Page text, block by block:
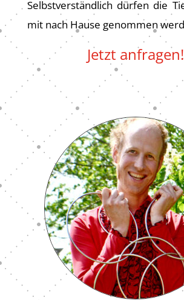
Selbstverständlich dürfen die
mit nach Hause genommen
Jetzt anfragen!